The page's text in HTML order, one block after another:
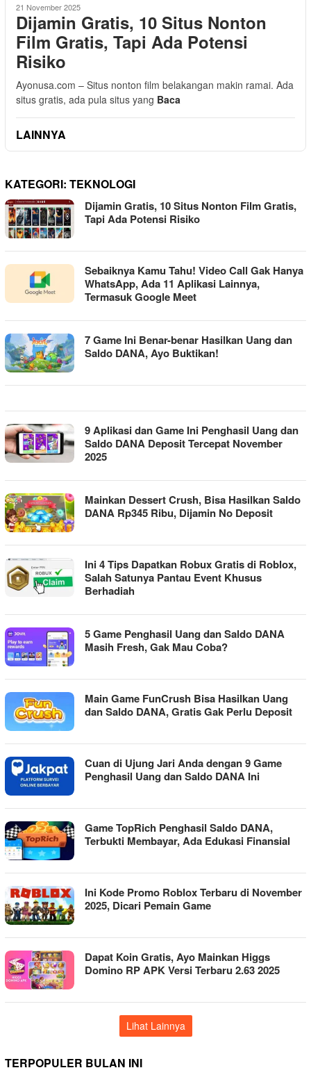
21 November 2025
Dijamin Gratis, 10 Situs Nonton
Film Gratis, Tapi Ada Potensi
Risiko
Ayonusa.com – Situs nonton film belakangan makin ramai. Ada
situs gratis, ada pula situs yang Baca
LAINNYA
KATEGORI: TEKNOLOGI
Dijamin Gratis, 10 Situs Nonton Film Gratis,
Tapi Ada Potensi Risiko
Sebaiknya Kamu Tahu! Video Call Gak Hanya
WhatsApp, Ada 11 Aplikasi Lainnya,
Termasuk Google Meet
7 Game Ini Benar-benar Hasilkan Uang dan
Saldo DANA, Ayo Buktikan!
9 Aplikasi dan Game Ini Penghasil Uang dan
Saldo DANA Deposit Tercepat November
2025
Mainkan Dessert Crush, Bisa Hasilkan Saldo
DANA Rp345 Ribu, Dijamin No Deposit
Ini 4 Tips Dapatkan Robux Gratis di Roblox,
Salah Satunya Pantau Event Khusus
Berhadiah
5 Game Penghasil Uang dan Saldo DANA
Masih Fresh, Gak Mau Coba?
Main Game FunCrush Bisa Hasilkan Uang
dan Saldo DANA, Gratis Gak Perlu Deposit
Cuan di Ujung Jari Anda dengan 9 Game
Penghasil Uang dan Saldo DANA Ini
Game TopRich Penghasil Saldo DANA,
Terbukti Membayar, Ada Edukasi Finansial
Ini Kode Promo Roblox Terbaru di November
2025, Dicari Pemain Game
Dapat Koin Gratis, Ayo Mainkan Higgs
Domino RP APK Versi Terbaru 2.63 2025
Lihat Lainnya
TERPOPULER BULAN INI